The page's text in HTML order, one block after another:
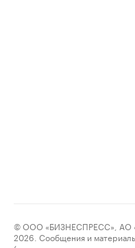
© ООО «БИЗНЕСПРЕСС», АО
2026. Сообщения и